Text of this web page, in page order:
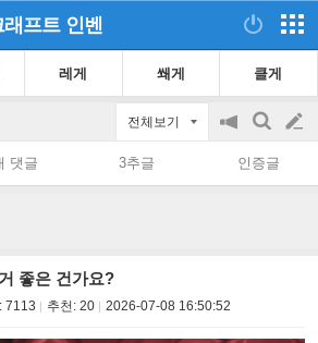
래프트 인벤
레게 쐐게 클게
전체보기
공
on/off
검
색
글
쓰
댓글 3추글 인증글
좋은 건가요?
7113 추천: 20 2026-07-08 16:50:52